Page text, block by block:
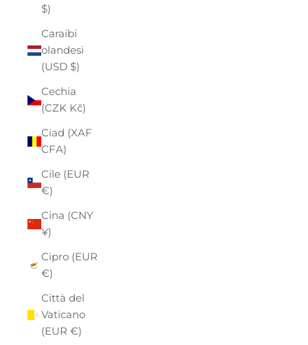
$)
Caraibi
olandesi
(USD $)
Cechia
(CZK Kč)
Ciad (XAF
CFA)
Cile (EUR
€)
Cina (CNY
¥)
Cipro (EUR
€)
Città del
Vaticano
(EUR €)